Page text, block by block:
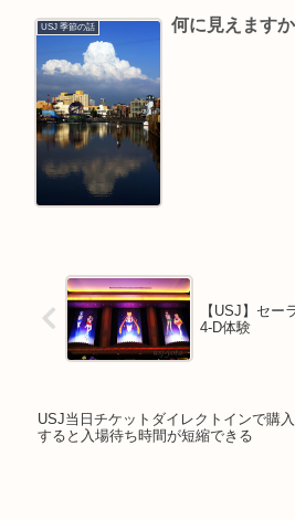
USJ 季節の話 何に見えます
【USJ】セー
4-D体験
USJ当日チケットダイレクトインで購入
すると入場待ち時間が短縮できる